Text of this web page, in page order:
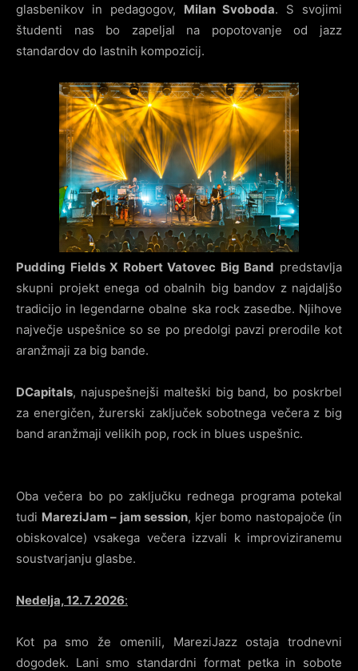
glasbenikov in pedagogov, Milan Svoboda. S svojimi
študenti nas bo zapeljal na popotovanje od jazz
standardov do lastnih kompozicij.
Pudding Fields X Robert Vatovec Big Band predstavlja
skupni projekt enega od obalnih big bandov z najdaljšo
tradicijo in legendarne obalne ska rock zasedbe. Njihove
največje uspešnice so se po predolgi pavzi prerodile kot
aranžmaji za big bande.
DCapitals, najuspešnejši malteški big band, bo poskrbel
za energičen, žurerski zaključek sobotnega večera z big
band aranžmaji velikih pop, rock in blues uspešnic.
Oba večera bo po zaključku rednega programa potekal
tudi MareziJam – jam session, kjer bomo nastopajoče (in
obiskovalce) vsakega večera izzvali k improviziranemu
soustvarjanju glasbe.
Nedelja, 12. 7. 2026:
Kot pa smo že omenili, MareziJazz ostaja trodnevni
dogodek. Lani smo standardni format petka in sobote